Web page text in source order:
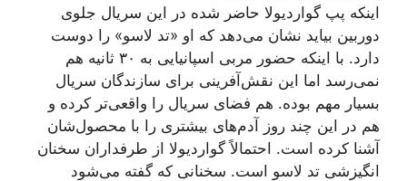
اینکه پپ گواردیولا حاضر شده در این سریال جلوی
دوربین بیاید نشان می‌دهد که او «تد لاسو» را دوست
دارد. با اینکه حضور مربی اسپانیایی به ۳۰ ثانیه هم
نمی‌رسد اما این نقش‌آفرینی برای سازندگان سریال
بسیار مهم بوده. هم فضای سریال را واقعی‌تر کرده و
هم در این چند روز آدم‌های بیشتری را با محصول‌شان
آشنا کرده است. احتمالاً گواردیولا از طرفداران سخنان
انگیزشی تد لاسو است. سخنانی که گفته می‌شود